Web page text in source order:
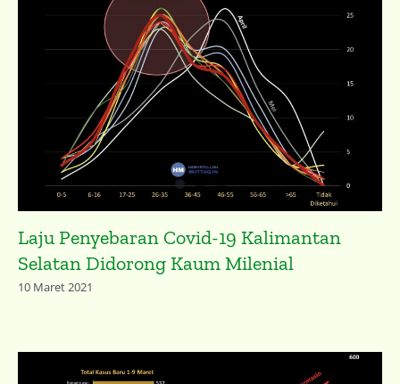
Laju Penyebaran Covid-19 Kalimantan
Selatan Didorong Kaum Milenial
10 Maret 2021